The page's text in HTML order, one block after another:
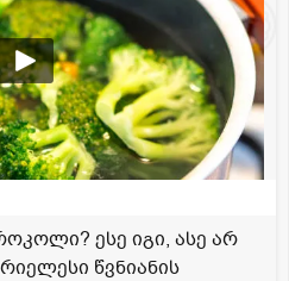
ესე იგი, ასე არ
წვნიანის